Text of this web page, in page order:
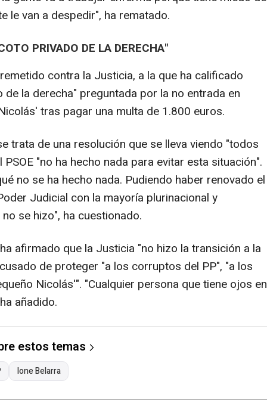
le van a despedir", ha rematado.
PRIVADO DE LA DERECHA"
contra la Justicia, a la que ha calificado
la derecha" preguntada por la no entrada en
tras pagar una multa de 1.800 euros.
trata de una resolución que se lleva viendo "todos
"no ha hecho nada para evitar esta situación".
no se ha hecho nada. Pudiendo haber renovado el
Judicial con la mayoría plurinacional y
se hizo", ha cuestionado.
afirmado que la Justicia "no hizo la transición a la
de proteger "a los corruptos del PP", "a los
Nicolás'". "Cualquier persona que tiene ojos en
añadido.
estos temas
Ione Belarra